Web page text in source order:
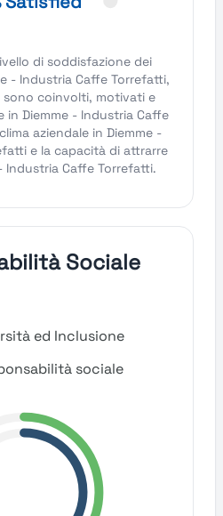
di soddisfazione dei
- Industria Caffe Torrefatti,
coinvolti, motivati e
in Diemme - Industria Caffe
aziendale in Diemme -
e la capacità di attrarre
Industria Caffe Torrefatti.
Sociale
ed Inclusione
sociale